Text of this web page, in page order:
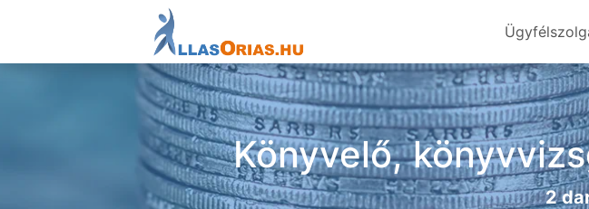
Könyvelő,
2